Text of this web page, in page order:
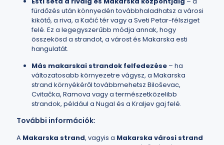
fürdőzés után könnyedén továbbhaladhatsz a városi
kikötő, a riva, a Kačić tér vagy a Sveti Petar-félsziget
felé. Ez a legegyszerűbb módja annak, hogy
összekösd a strandot, a várost és Makarska esti
hangulatát.
Más makarskai strandok felfedezése – ha
változatosabb környezetre vágysz, a Makarska
strand környékéről továbbmehetsz Biloševac,
Cvitačka, Ramova vagy a természetközelibb
strandok, például a Nugal és a Kraljev gaj felé.
További információk:
A Makarska strand, vagyis a Makarska városi strand